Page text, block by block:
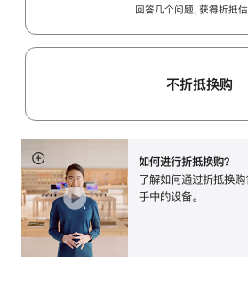
回答几个问题，获得折抵估
不折抵换购
如何进行折抵换购？
了解如何通过折抵换购
手中的设备。
展
开